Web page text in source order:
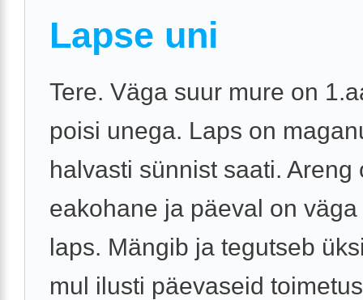
Lapse uni
Tere. Väga suur mure on
poisi unega. Laps on
halvasti sünnist saati. Areng
eakohane ja päeval on
laps. Mängib ja tegutseb
mul ilusti päevaseid